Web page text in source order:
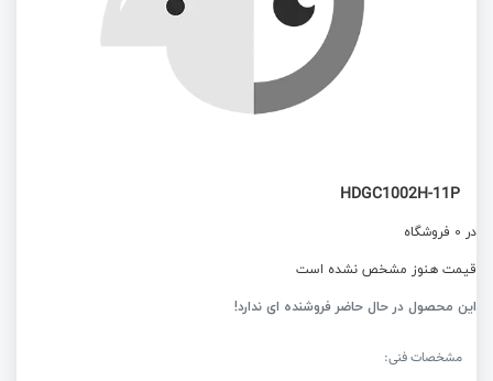
HDGC1002H-11P
در 0 فروشگاه
قیمت هنوز مشخص نشده است
این محصول در حال حاضر فروشنده ای ندارد!
مشخصات فنی: